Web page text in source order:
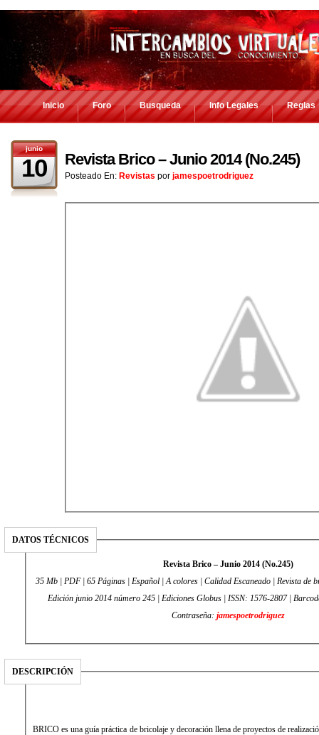
Inicio Foro Busqueda Info Legales Reglas
junio
10 Revista Brico – Junio 2014 (No.245)
Posteado En: Revistas por jamespoetrodriguez
DATOS TÉCNICOS
Revista Brico – Junio 2014 (No.245)
35 Mb | PDF | 65 Páginas | Español | A colores | Calidad Escaneado | Revista de
Edición junio 2014 número 245 | Ediciones Globus | ISSN: 1576-2807 |
Contraseña: jamespoetrodriguez
DESCRIPCIÓN
BRICO es una guía práctica de bricolaje y decoración llena de proyectos de